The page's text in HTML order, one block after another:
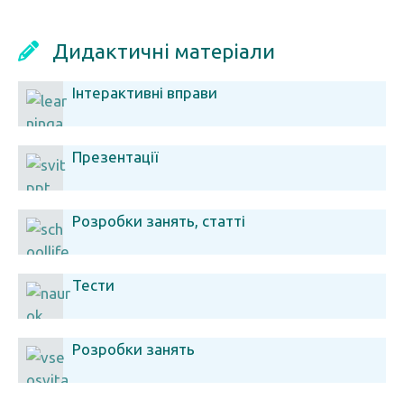
Дидактичні матеріали
Інтерактивні вправи
Презентації
Розробки занять, статті
Тести
Розробки занять